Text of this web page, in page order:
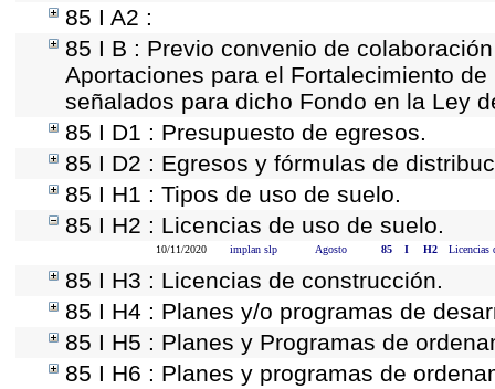
85 I A2 :
85 I B : Previo convenio de
Aportaciones para el Fortalecimiento
señalados para dicho Fondo en la Ley
85 I D1 : Presupuesto de egresos.
85 I D2 : Egresos y fórmulas de
85 I H1 : Tipos de uso de suelo.
85 I H2 : Licencias de uso de suelo.
10/11/2020 implan slp Agosto 85 I H2 Licencias
85 I H3 : Licencias de construcción.
85 I H4 : Planes y/o programas de
85 I H5 : Planes y Programas de
85 I H6 : Planes y programas de